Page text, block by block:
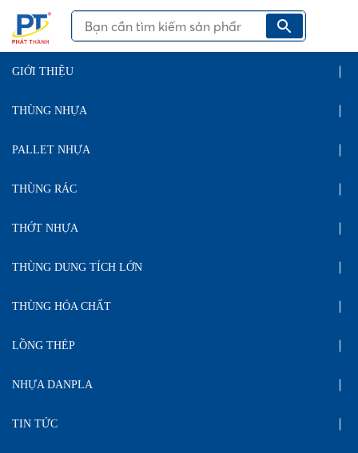
GIỚI THIỆU
THÙNG NHỰA
PALLET NHỰA
THÙNG RÁC
THỚT NHỰA
THÙNG DUNG TÍCH LỚN
THÙNG HÓA CHẤT
LỒNG THÉP
NHỰA DANPLA
TIN TỨC